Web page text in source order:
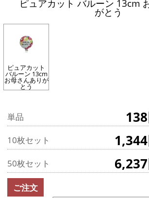
ピュアカット バルーン 13cm
がとう
ピュアカット
バルーン 13cm
お母さんありが
とう
単品
10枚セット
50枚セット
ご注文